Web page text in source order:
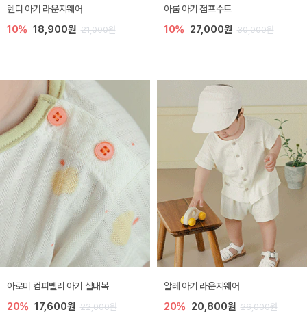
렌디 아기 라운지웨어
10% 18,900원 21,000원
아롬 아기 점프수트
10% 27,000원 30,000원
아로미 컴피벨리 아기 실내복
20% 17,600원 22,000원
알레 아기 라운지웨어
20% 20,800원 26,000원